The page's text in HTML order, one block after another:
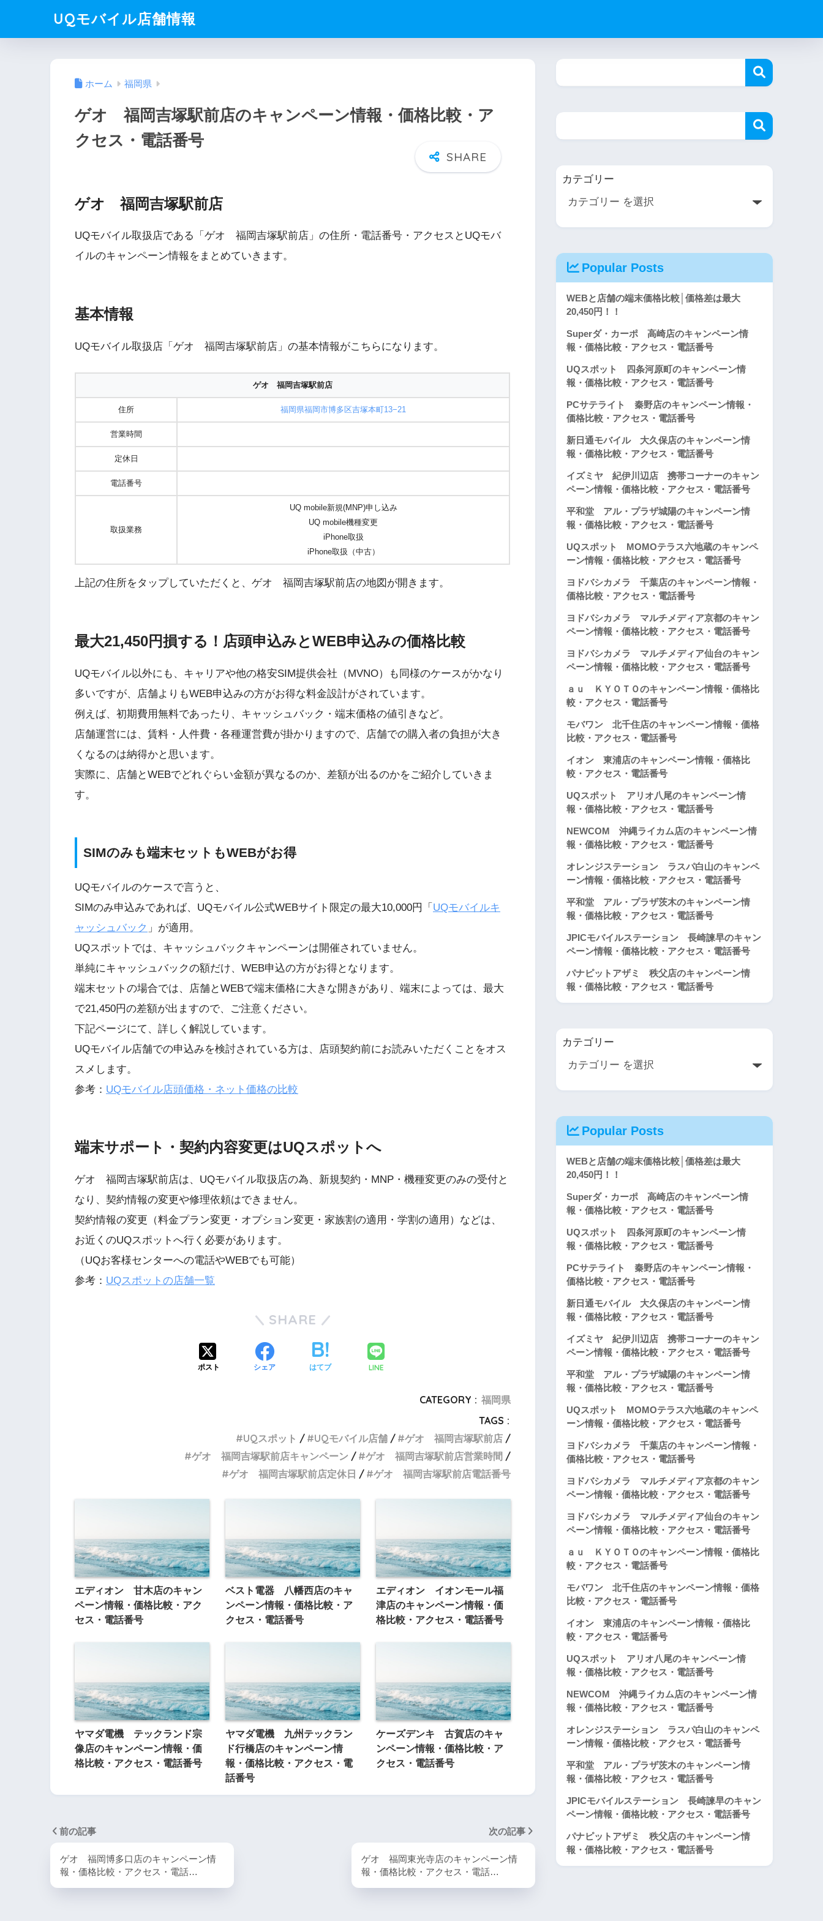
UQモバイル店舗情報
ホーム 福岡県
ゲオ 福岡吉塚駅前店のキャンペーン情報・価格比較・ア
クセス・電話番号
ゲオ 福岡吉塚駅前店
UQモバイル取扱店である「ゲオ 福岡吉塚駅前店」の住所・電話番号・アクセスとUQモバ
イルのキャンペーン情報をまとめていきます。
基本情報
UQモバイル取扱店「ゲオ 福岡吉塚駅前店」の基本情報がこちらになります。
ゲオ 福岡吉塚駅前店
住所 福岡県福岡市博多区吉塚本町13−21
営業時間
定休日
電話番号
取扱業務
UQ mobile新規(MNP)申し込み
UQ mobile機種変更
iPhone取扱
iPhone取扱（中古）
上記の住所をタップしていただくと、ゲオ 福岡吉塚駅前店の地図が開きます。
最大21,450円損する！店頭申込みとWEB申込みの価格比較
UQモバイル以外にも、キャリアや他の格安SIM提供会社（MVNO）も同様のケースがかなり
多いですが、店舗よりもWEB申込みの方がお得な料金設計がされています。
例えば、初期費用無料であったり、キャッシュバック・端末価格の値引きなど。
店舗運営には、賃料・人件費・各種運営費が掛かりますので、店舗での購入者の負担が大き
くなるのは納得かと思います。
実際に、店舗とWEBでどれぐらい金額が異なるのか、差額が出るのかをご紹介していきま
す。
SIMのみも端末セットもWEBがお得
UQモバイルのケースで言うと、
SIMのみ申込みであれば、UQモバイル公式WEBサイト限定の最大10,000円「 UQモバイルキ
ャッシュバック 」が適用。
UQスポットでは、キャッシュバックキャンペーンは開催されていません。
単純にキャッシュバックの額だけ、WEB申込の方がお得となります。
端末セットの場合では、店舗とWEBで端末価格に大きな開きがあり、端末によっては、最大
で21,450円の差額が出ますので、ご注意ください。
下記ページにて、詳しく解説しています。
UQモバイル店舗での申込みを検討されている方は、店頭契約前にお読みいただくことをオス
スメします。
参考： UQモバイル店頭価格・ネット価格の比較
端末サポート・契約内容変更はUQスポットへ
ゲオ 福岡吉塚駅前店は、UQモバイル取扱店の為、新規契約・MNP・機種変更のみの受付と
なり、契約情報の変更や修理依頼はできません。
契約情報の変更（料金プラン変更・オプション変更・家族割の適用・学割の適用）などは、
お近くのUQスポットへ行く必要があります。
（UQお客様センターへの電話やWEBでも可能）
参考： UQスポットの店舗一覧
SHARE
ポスト シェア はてブ LINE
CATEGORY : 福岡県
TAGS :
UQスポット
UQモバイル店舗
ゲオ 福岡吉塚駅前店
ゲオ 福岡吉塚駅前店キャンペーン
ゲオ 福岡吉塚駅前店営業時間
ゲオ 福岡吉塚駅前店定休日
ゲオ 福岡吉塚駅前店電話番号
エディオン 甘木店のキャン
ペーン情報・価格比較・アク
セス・電話番号
ベスト電器 八幡西店のキャ
ンペーン情報・価格比較・ア
クセス・電話番号
エディオン イオンモール福
津店のキャンペーン情報・価
格比較・アクセス・電話番号
ヤマダ電機 テックランド宗
像店のキャンペーン情報・価
格比較・アクセス・電話番号
ヤマダ電機 九州テックラン
ド行橋店のキャンペーン情
報・価格比較・アクセス・電
話番号
ケーズデンキ 古賀店のキャ
ンペーン情報・価格比較・ア
クセス・電話番号
前の記事
ゲオ 福岡博多口店のキャンペーン情
報・価格比較・アクセス・電話…
次の記事
ゲオ 福岡東光寺店のキャンペーン情
報・価格比較・アクセス・電話…
カテゴリー
Popular Posts
WEBと店舗の端末価格比較│価格差は最大
20,450円！！
Superダ・カーポ 高崎店のキャンペーン情
報・価格比較・アクセス・電話番号
UQスポット 四条河原町のキャンペーン情
報・価格比較・アクセス・電話番号
PCサテライト 秦野店のキャンペーン情報・
価格比較・アクセス・電話番号
新日通モバイル 大久保店のキャンペーン情
報・価格比較・アクセス・電話番号
イズミヤ 紀伊川辺店 携帯コーナーのキャン
ペーン情報・価格比較・アクセス・電話番号
平和堂 アル・プラザ城陽のキャンペーン情
報・価格比較・アクセス・電話番号
UQスポット MOMOテラス六地蔵のキャンペ
ーン情報・価格比較・アクセス・電話番号
ヨドバシカメラ 千葉店のキャンペーン情報・
価格比較・アクセス・電話番号
ヨドバシカメラ マルチメディア京都のキャン
ペーン情報・価格比較・アクセス・電話番号
ヨドバシカメラ マルチメディア仙台のキャン
ペーン情報・価格比較・アクセス・電話番号
ａｕ ＫＹＯＴＯのキャンペーン情報・価格比
較・アクセス・電話番号
モバワン 北千住店のキャンペーン情報・価格
比較・アクセス・電話番号
イオン 東浦店のキャンペーン情報・価格比
較・アクセス・電話番号
UQスポット アリオ八尾のキャンペーン情
報・価格比較・アクセス・電話番号
NEWCOM 沖縄ライカム店のキャンペーン情
報・価格比較・アクセス・電話番号
オレンジステーション ラスパ白山のキャンペ
ーン情報・価格比較・アクセス・電話番号
平和堂 アル・プラザ茨木のキャンペーン情
報・価格比較・アクセス・電話番号
JPICモバイルステーション 長崎諫早のキャン
ペーン情報・価格比較・アクセス・電話番号
パナピットアザミ 秩父店のキャンペーン情
報・価格比較・アクセス・電話番号
カテゴリー
Popular Posts
WEBと店舗の端末価格比較│価格差は最大
20,450円！！
Superダ・カーポ 高崎店のキャンペーン情
報・価格比較・アクセス・電話番号
UQスポット 四条河原町のキャンペーン情
報・価格比較・アクセス・電話番号
PCサテライト 秦野店のキャンペーン情報・
価格比較・アクセス・電話番号
新日通モバイル 大久保店のキャンペーン情
報・価格比較・アクセス・電話番号
イズミヤ 紀伊川辺店 携帯コーナーのキャン
ペーン情報・価格比較・アクセス・電話番号
平和堂 アル・プラザ城陽のキャンペーン情
報・価格比較・アクセス・電話番号
UQスポット MOMOテラス六地蔵のキャンペ
ーン情報・価格比較・アクセス・電話番号
ヨドバシカメラ 千葉店のキャンペーン情報・
価格比較・アクセス・電話番号
ヨドバシカメラ マルチメディア京都のキャン
ペーン情報・価格比較・アクセス・電話番号
ヨドバシカメラ マルチメディア仙台のキャン
ペーン情報・価格比較・アクセス・電話番号
ａｕ ＫＹＯＴＯのキャンペーン情報・価格比
較・アクセス・電話番号
モバワン 北千住店のキャンペーン情報・価格
比較・アクセス・電話番号
イオン 東浦店のキャンペーン情報・価格比
較・アクセス・電話番号
UQスポット アリオ八尾のキャンペーン情
報・価格比較・アクセス・電話番号
NEWCOM 沖縄ライカム店のキャンペーン情
報・価格比較・アクセス・電話番号
オレンジステーション ラスパ白山のキャンペ
ーン情報・価格比較・アクセス・電話番号
平和堂 アル・プラザ茨木のキャンペーン情
報・価格比較・アクセス・電話番号
JPICモバイルステーション 長崎諫早のキャン
ペーン情報・価格比較・アクセス・電話番号
パナピットアザミ 秩父店のキャンペーン情
報・価格比較・アクセス・電話番号